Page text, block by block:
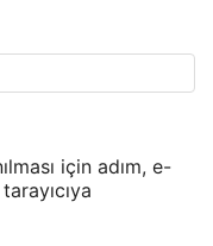
için adım, e-